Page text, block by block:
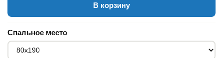
В корзину
Спальное место